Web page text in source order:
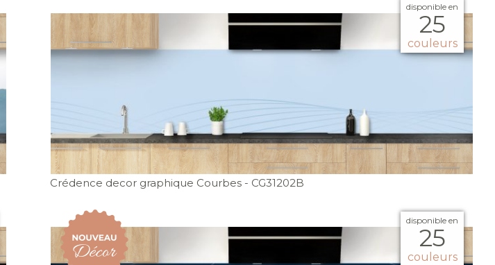
disponible en
25
couleurs
Crédence decor graphique Courbes - CG31202B
disponible en
25
couleurs